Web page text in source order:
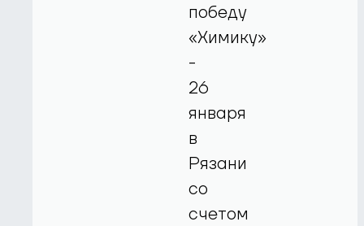
победу
«Химику»
-
26
января
в
Рязани
со
счетом